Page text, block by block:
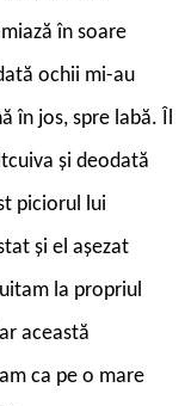
în soare
ochii mi-au
în jos, spre labă. Îl
și deodată
piciorul lui
și el așezat
la propriul
această
ca pe o mare